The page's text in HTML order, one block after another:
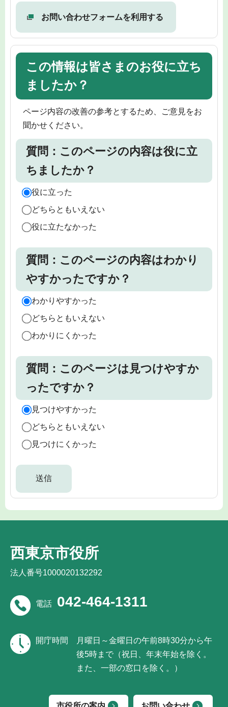
お問い合わせフォームを利用する
この情報は皆さまのお役に立ち
ましたか？
ページ内容の改善の参考とするため、ご意見をお
聞かせください。
質問：このページの内容は役に立
ちましたか？
役に立った
どちらともいえない
役に立たなかった
質問：このページの内容はわかり
やすかったですか？
わかりやすかった
どちらともいえない
わかりにくかった
質問：このページは見つけやすか
ったですか？
見つけやすかった
どちらともいえない
見つけにくかった
西東京市役所
法人番号1000020132292
電話 042-464-1311
開庁時間
月曜日～金曜日の午前8時30分から午
後5時まで（祝日、年末年始を除く。
また、一部の窓口を除く。）